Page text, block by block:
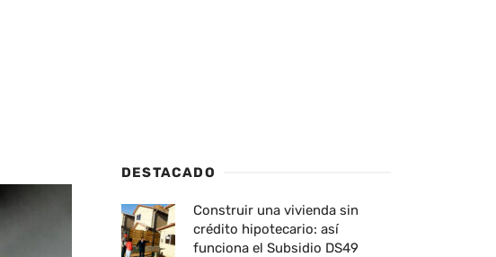
DESTACADO
Construir una vivienda sin
crédito hipotecario: así
funciona el Subsidio DS49